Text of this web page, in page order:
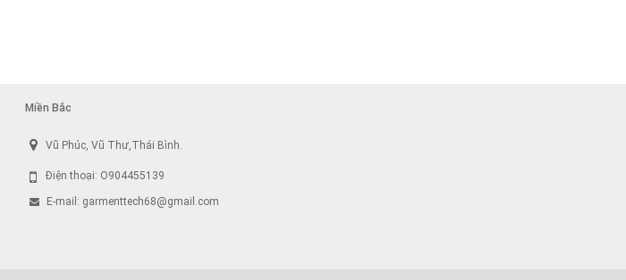
Miền Bắc
Vũ Phúc, Vũ Thư,Thái Bình.
Điện thoại: O904455139
E-mail: garmenttech68@gmail.com